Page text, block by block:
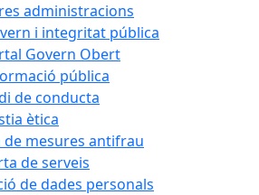
administracions
i integritat pública
Govern Obert
pública
de conducta
ètica
de mesures antifrau
de serveis
de dades personals